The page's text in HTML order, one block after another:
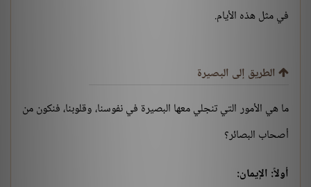
في مثل هذه الأيام.
الطريق إلى البصيرة
ما هي الأمور التي تنجلي معها البصيرة في نفوسنا، وقلوبنا، فنكون من
أصحاب البصائر؟
أولاً: الإيمان: